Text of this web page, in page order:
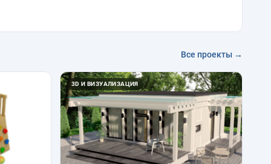
Все проекты →
3D И ВИЗУАЛИЗАЦИЯ